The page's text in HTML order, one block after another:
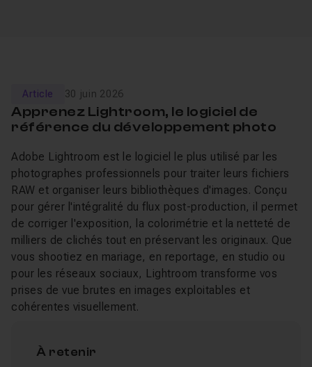
Article 30 juin 2026
Apprenez Lightroom, le logiciel de
référence du développement photo
Adobe Lightroom est le logiciel le plus utilisé par les
photographes professionnels pour traiter leurs fichiers
RAW et organiser leurs bibliothèques d'images. Conçu
pour gérer l'intégralité du flux post-production, il permet
de corriger l'exposition, la colorimétrie et la netteté de
milliers de clichés tout en préservant les originaux. Que
vous shootiez en mariage, en reportage, en studio ou
pour les réseaux sociaux, Lightroom transforme vos
prises de vue brutes en images exploitables et
cohérentes visuellement.
À retenir